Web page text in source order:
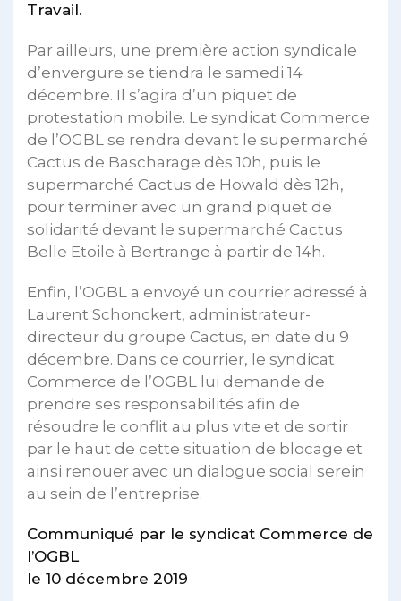
Travail.
Par ailleurs, une première action syndicale
d’envergure se tiendra le samedi 14
décembre. Il s’agira d’un piquet de
protestation mobile. Le syndicat Commerce
de l’OGBL se rendra devant le supermarché
Cactus de Bascharage dès 10h, puis le
supermarché Cactus de Howald dès 12h,
pour terminer avec un grand piquet de
solidarité devant le supermarché Cactus
Belle Etoile à Bertrange à partir de 14h.
Enfin, l’OGBL a envoyé un courrier adressé à
Laurent Schonckert, administrateur-
directeur du groupe Cactus, en date du 9
décembre. Dans ce courrier, le syndicat
Commerce de l’OGBL lui demande de
prendre ses responsabilités afin de
résoudre le conflit au plus vite et de sortir
par le haut de cette situation de blocage et
ainsi renouer avec un dialogue social serein
au sein de l’entreprise.
Communiqué par le syndicat Commerce de
l’OGBL
le 10 décembre 2019